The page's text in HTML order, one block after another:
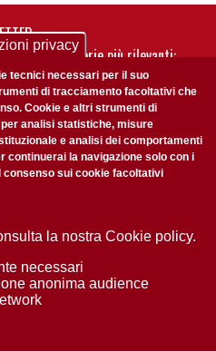
te nostre storie più rilevanti:
nostra newsletter
Area stampa
n. 2097/2012 del 18 giugno
privacy
tecnici necessari per il suo
di tracciamento facoltativi che
Cookie e altri strumenti di
analisi statistiche, misure
e analisi dei comportamenti
continuerai la navigazione solo con i
sui cookie facoltativi
la nostra Cookie policy.
necessari
anonima audience